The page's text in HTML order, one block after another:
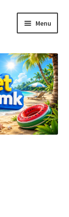
Menu